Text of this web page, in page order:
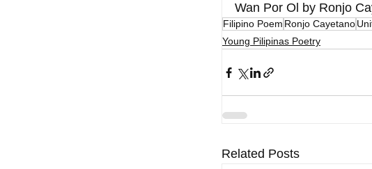
Wan Por Ol by Ronjo
Filipino Poem Ronjo Cayetano
Young Pilipinas Poetry
Related Posts